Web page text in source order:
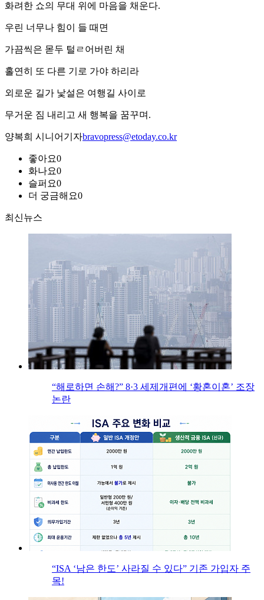
화려한 쇼의 무대 위에 마음을 채운다.
우린 너무나 힘이 들 때면
가끔씩은 몯두 털ㄹ어버린 채
홀연히 또 다른 기로 가야 하리라
외로운 길가 낯설은 여행길 사이로
무거운 짐 내리고 새 행복을 꿈꾸며.
양복희 시니어기자bravopress@etoday.co.kr
좋아요0
화나요0
슬퍼요0
더 궁금해요0
최신뉴스
“해로하면 손해?” 8·3 세제개편에 ‘황혼이혼’ 조장
논란
“ISA ‘남은 한도’ 사라질 수 있다” 기존 가입자 주
목!